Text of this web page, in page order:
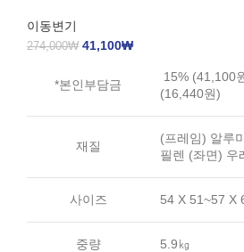
이동변기
274,000₩ 41,100₩
*본인부담금
15% (41,100
(16,440원)
재질
(프레임) 알루
필렌 (좌면) 우
사이즈 54 X 51~57 X
중량 5.9㎏